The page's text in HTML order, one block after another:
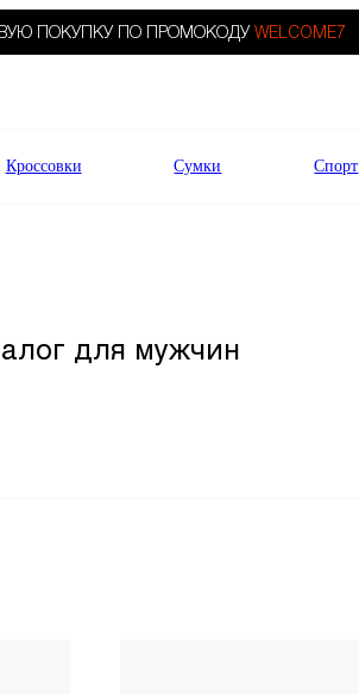
ПОКУПКУ ПО ПРОМОКОДУ WELCOME7
Кроссовки Сумки Спорт
для мужчин